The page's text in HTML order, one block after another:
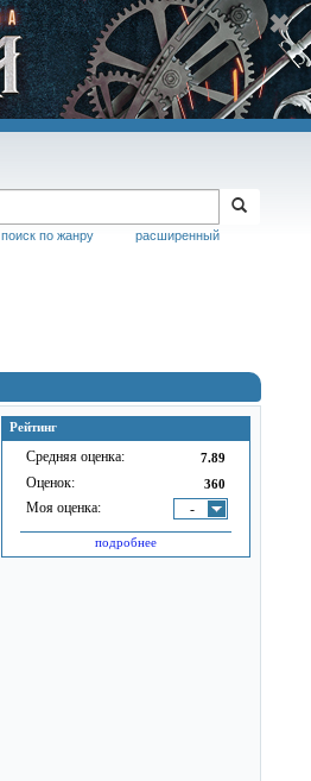
расширенный
поиск по жанру
Рейтинг
Средняя оценка: 7.89
Оценок: 360
Моя оценка: -
подробнее